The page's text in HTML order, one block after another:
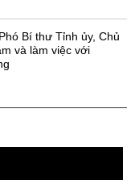
Bí thư Tỉnh ủy, Chủ
và làm việc với